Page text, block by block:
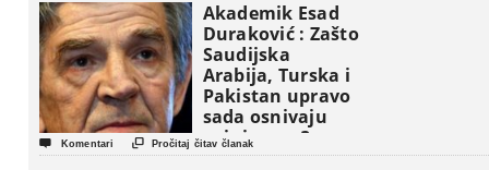
Akademik Esad
Duraković : Zašto
Saudijska
Arabija, Turska i
Pakistan upravo
sada osnivaju
vojni savez?
 Komentari  Pročitaj čitav članak